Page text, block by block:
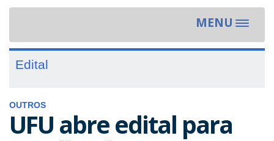
MENU
Toggle
Edital
OUTROS
UFU abre edital para